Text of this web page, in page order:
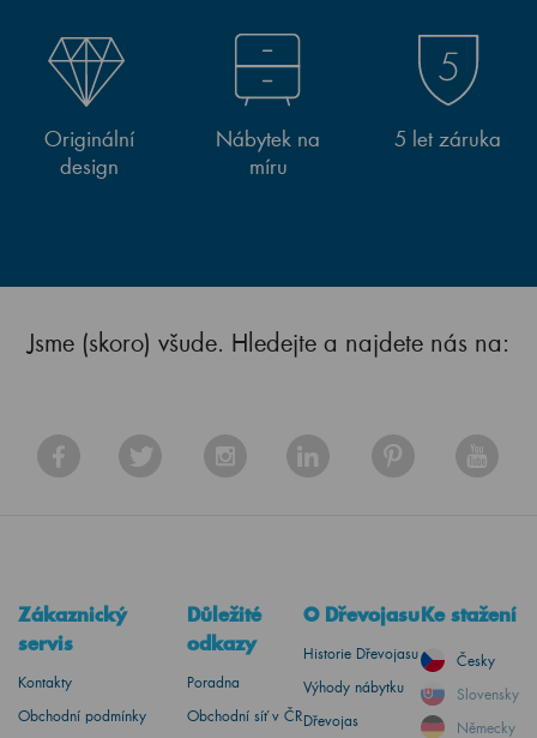
Originální
design
Nábytek na
míru
5 let záruka
Jsme (skoro) všude. Hledejte a najdete nás na:
Zákaznický
servis
Kontakty
Obchodní podmínky
Důležité
odkazy
Poradna
Obchodní síť v ČR
O Dřevojasu
Historie Dřevojasu
Výhody nábytku
Dřevojas
Ke stažení
Česky
Slovensky
Německy